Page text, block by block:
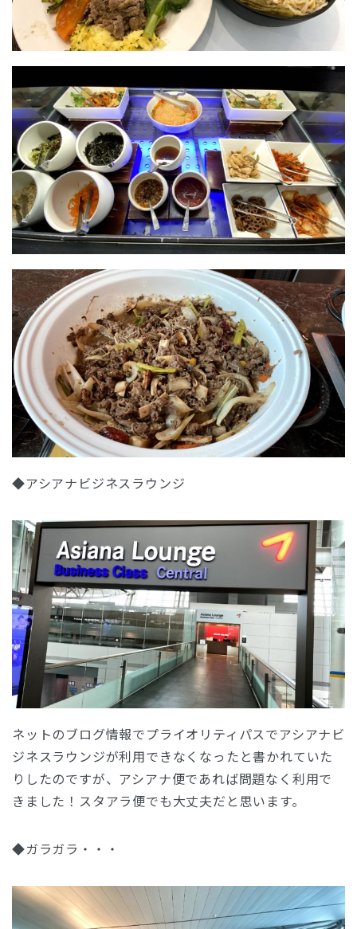
◆アシアナビジネスラウンジ
ネットのブログ情報でプライオリティパスでアシアナビ
ジネスラウンジが利用できなくなったと書かれていた
りしたのですが、アシアナ便であれば問題なく利用で
きました！スタアラ便でも大丈夫だと思います。
◆ガラガラ・・・